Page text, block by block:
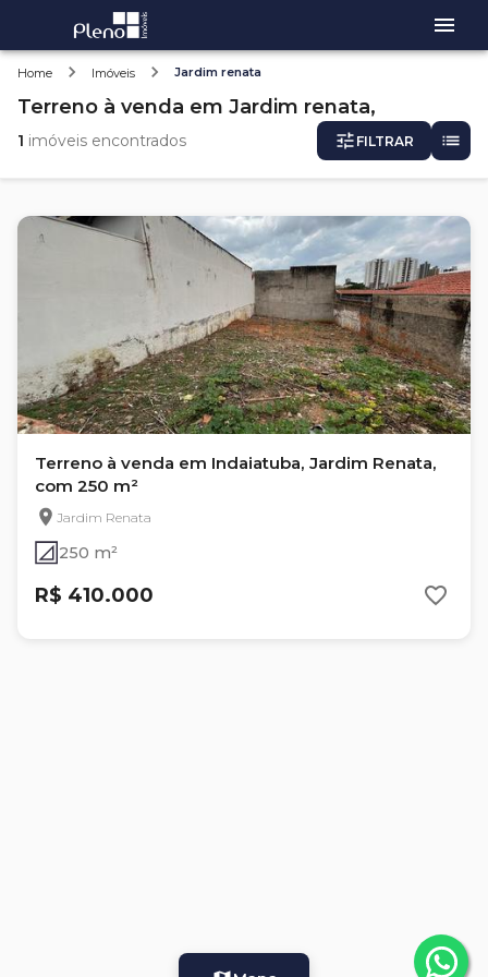
Home Imóveis Jardim renata
Terreno à venda em Jardim renata,
1 imóveis encontrados FILTRAR
Terreno à venda em Indaiatuba, Jardim Renata,
com 250 m²
Jardim Renata
250 m²
R$ 410.000